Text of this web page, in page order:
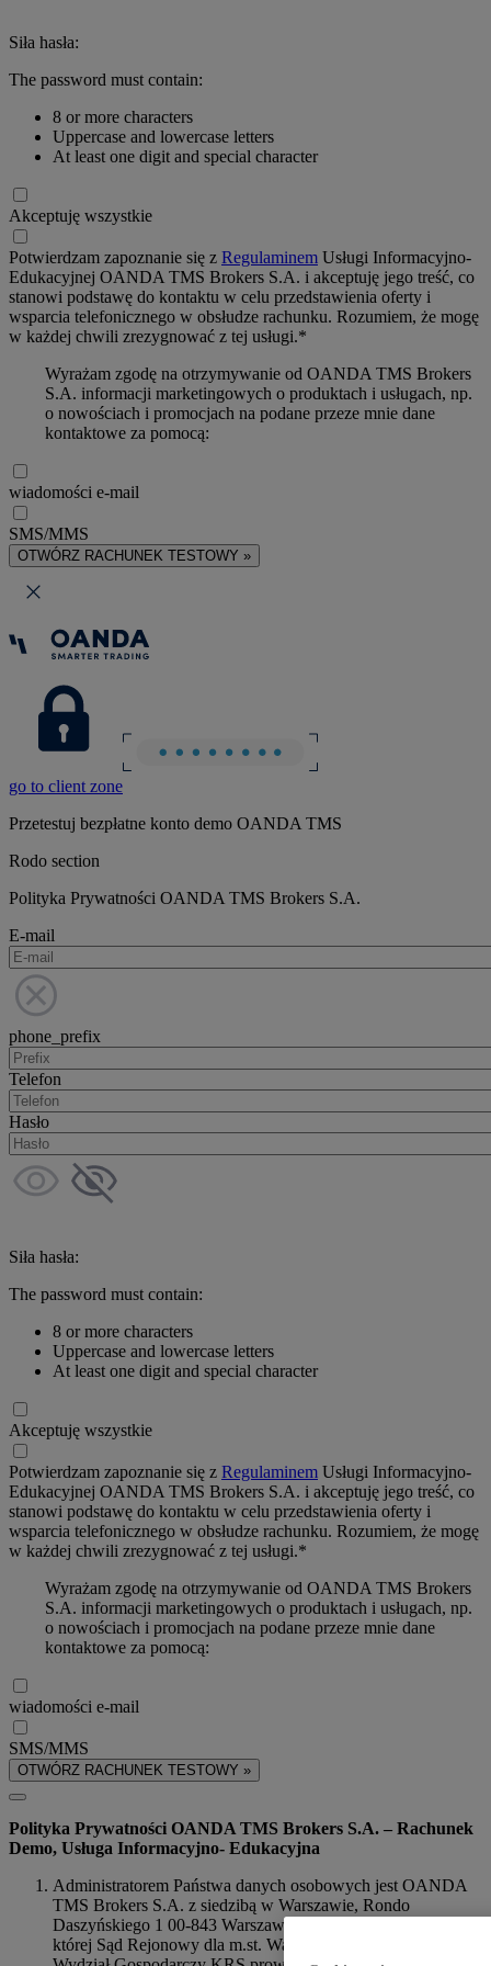
Siła hasła:
The password must contain:
8 or more characters
Uppercase and lowercase letters
At least one digit and special character
Akceptuję wszystkie
Potwierdzam zapoznanie się z Regulaminem Usługi Informacyjno-
Edukacyjnej OANDA TMS Brokers S.A. i akceptuję jego treść, co
stanowi podstawę do kontaktu w celu przedstawienia oferty i
wsparcia telefonicznego w obsłudze rachunku. Rozumiem, że mogę
w każdej chwili zrezygnować z tej usługi.*
Wyrażam zgodę na otrzymywanie od OANDA TMS Brokers
S.A. informacji marketingowych o produktach i usługach, np.
o nowościach i promocjach na podane przeze mnie dane
kontaktowe za pomocą:
wiadomości e-mail
SMS/MMS
OTWÓRZ RACHUNEK TESTOWY »
go to client zone
Przetestuj bezpłatne konto demo OANDA TMS
Rodo section
Polityka Prywatności OANDA TMS Brokers S.A.
E-mail
phone_prefix
Telefon
Hasło
Siła hasła:
The password must contain:
8 or more characters
Uppercase and lowercase letters
At least one digit and special character
Akceptuję wszystkie
Potwierdzam zapoznanie się z Regulaminem Usługi Informacyjno-
Edukacyjnej OANDA TMS Brokers S.A. i akceptuję jego treść, co
stanowi podstawę do kontaktu w celu przedstawienia oferty i
wsparcia telefonicznego w obsłudze rachunku. Rozumiem, że mogę
w każdej chwili zrezygnować z tej usługi.*
Wyrażam zgodę na otrzymywanie od OANDA TMS Brokers
S.A. informacji marketingowych o produktach i usługach, np.
o nowościach i promocjach na podane przeze mnie dane
kontaktowe za pomocą:
wiadomości e-mail
SMS/MMS
OTWÓRZ RACHUNEK TESTOWY »
Polityka Prywatności OANDA TMS Brokers S.A. – Rachunek
Demo, Usługa Informacyjno- Edukacyjna
Administratorem Państwa danych osobowych jest OANDA
TMS Brokers S.A. z siedzibą w Warszawie, Rondo
Daszyńskiego 1 00-843 Warszawa, NIP 526-275-91-31, dla
której Sąd Rejonowy dla m.st. Warszawy w Warszawie, XIII